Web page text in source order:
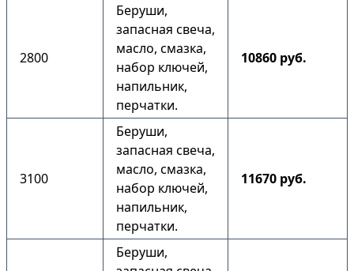
2800
Беруши,
запасная свеча,
масло, смазка,
набор ключей,
напильник,
перчатки.
10860 руб.
3100
Беруши,
запасная свеча,
масло, смазка,
набор ключей,
напильник,
перчатки.
11670 руб.
Беруши,